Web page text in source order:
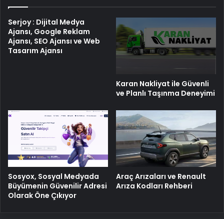
Serjoy : Dijital Medya
Ajansı, Google Reklam
Ajansı, SEO Ajansı ve Web
Tasarım Ajansı
Karan Nakliyat ile Güvenli
ve Planlı Taşınma Deneyimi
Sosyox, Sosyal Medyada
Büyümenin Güvenilir Adresi
Olarak Öne Çıkıyor
Araç Arızaları ve Renault
Arıza Kodları Rehberi